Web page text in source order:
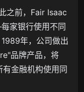
之前，Fair Isaac
家银行使用不同
年，公司做出
品牌产品，将
金融机构使用同